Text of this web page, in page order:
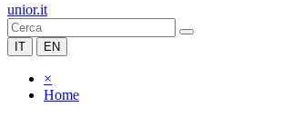
unior.it
IT EN
×
Home